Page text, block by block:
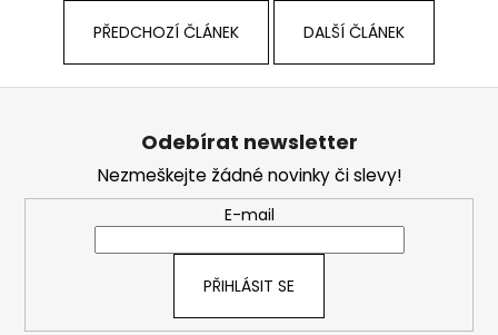
PŘEDCHOZÍ ČLÁNEK DALŠÍ ČLÁNEK
Odebírat newsletter
Nezmeškejte žádné novinky či slevy!
E-mail
PŘIHLÁSIT SE